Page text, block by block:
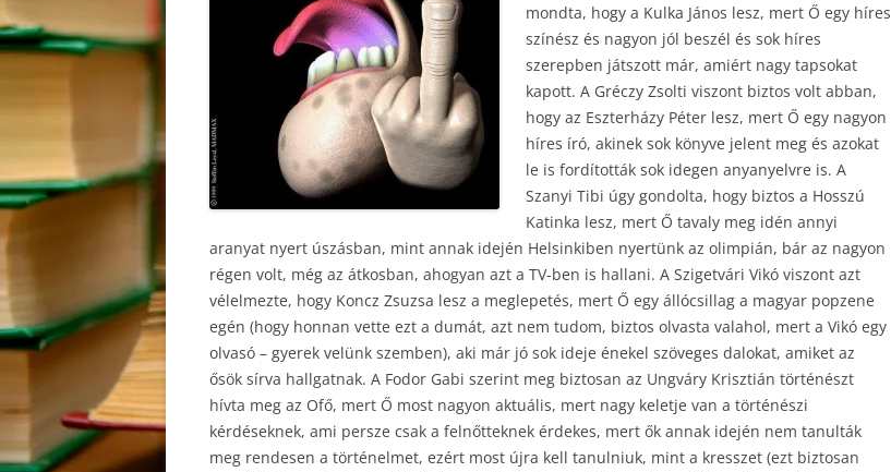
mondta, hogy a Kulka János lesz, mert Ő egy híres
színész és nagyon jól beszél és sok híres
szerepben játszott már, amiért nagy tapsokat
kapott. A Gréczy Zsolti viszont biztos volt abban,
hogy az Eszterházy Péter lesz, mert Ő egy nagyon
híres író, akinek sok könyve jelent meg és azokat
le is fordították sok idegen anyanyelvre is. A
Szanyi Tibi úgy gondolta, hogy biztos a Hosszú
Katinka lesz, mert Ő tavaly meg idén annyi
aranyat nyert úszásban, mint annak idején Helsinkiben nyertünk az olimpián, bár az nagyon
régen volt, még az átkosban, ahogyan azt a TV-ben is hallani. A Szigetvári Vikó viszont azt
vélelmezte, hogy Koncz Zsuzsa lesz a meglepetés, mert Ő egy állócsillag a magyar popzene
egén (hogy honnan vette ezt a dumát, azt nem tudom, biztos olvasta valahol, mert a Vikó egy
olvasó – gyerek velünk szemben), aki már jó sok ideje énekel szöveges dalokat, amiket az
ősök sírva hallgatnak. A Fodor Gabi szerint meg biztosan az Ungváry Krisztián történészt
hívta meg az Ofő, mert Ő most nagyon aktuális, mert nagy keletje van a történészi
kérdéseknek, ami persze csak a felnőtteknek érdekes, mert ők annak idején nem tanulták
meg rendesen a történelmet, ezért most újra kell tanulniuk, mint a kresszet (ezt biztosan